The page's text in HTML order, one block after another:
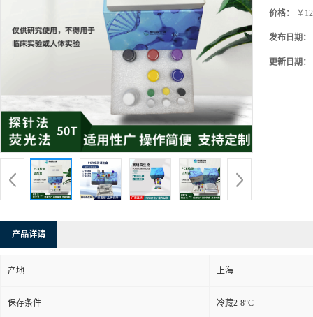
价格： ￥
发布日期：
更新日期：
产品详请
产地 上海
保存条件 冷藏2-8°C